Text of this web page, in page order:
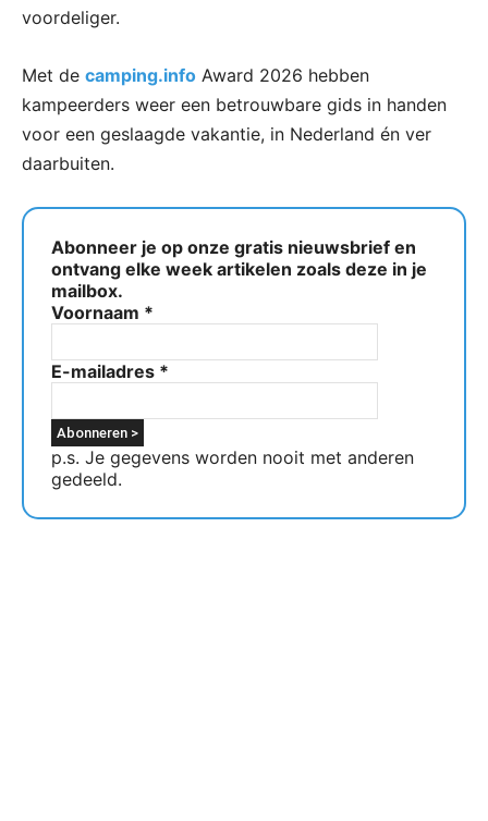
voordeliger.
Met de camping.info Award 2026 hebben
kampeerders weer een betrouwbare gids in handen
voor een geslaagde vakantie, in Nederland én ver
daarbuiten.
Abonneer je op onze gratis nieuwsbrief en
ontvang elke week artikelen zoals deze in je
mailbox.
Voornaam *
E-mailadres *
p.s. Je gegevens worden nooit met anderen
gedeeld.